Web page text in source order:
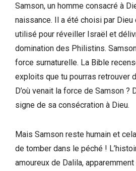
Samson, un homme consacré à
naissance. Il a été choisi par
utilisé pour réveiller Israël et
domination des Philistins.
force surnaturelle. La Bible
exploits que tu pourras retrouver
D’où venait la force de Samson ?
signe de sa consécration à Dieu.
Mais Samson reste humain et
de tomber dans le péché !
amoureux de Dalila,